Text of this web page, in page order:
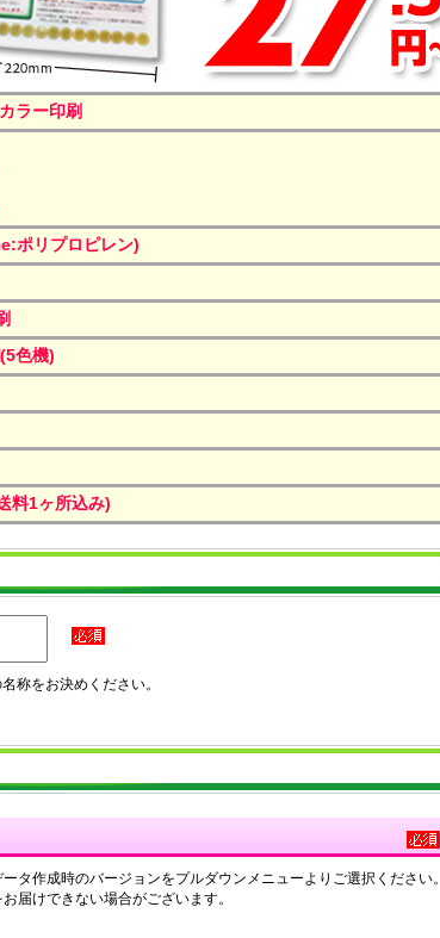
ラー印刷
ポリプロピレン)
色機)
料1ヶ所込み)
称をお決めください。
タ作成時のバージョンをプルダウンメニューよりご選択ください。
届けできない場合がございます。